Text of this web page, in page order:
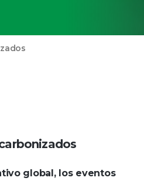
global, los eventos